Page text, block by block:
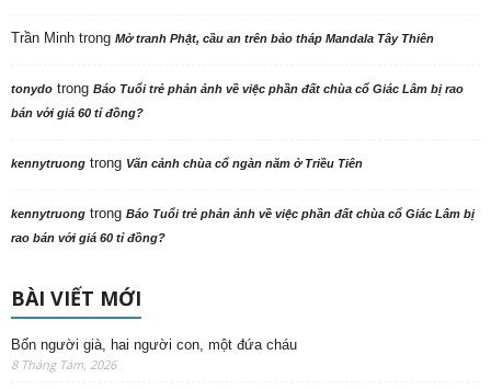
Trần Minh trong Mở tranh Phật, cầu an trên bảo tháp Mandala Tây Thiên
tonydo trong Báo Tuổi trẻ phản ảnh về việc phần đất chùa cổ Giác Lâm bị rao
bán với giá 60 tỉ đồng?
kennytruong trong Vãn cảnh chùa cổ ngàn năm ở Triều Tiên
kennytruong trong Báo Tuổi trẻ phản ảnh về việc phần đất chùa cổ Giác Lâm bị
rao bán với giá 60 tỉ đồng?
BÀI VIẾT MỚI
Bốn người già, hai người con, một đứa cháu
8 Tháng Tám, 2026